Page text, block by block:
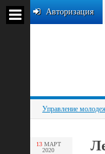
Авторизация
Управление
13МАРТ
2020